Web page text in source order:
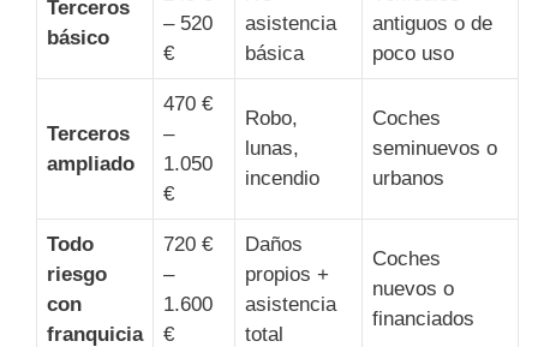
Terceros
básico
– 520
€
asistencia
básica
antiguos o de
poco uso
Terceros
ampliado
470 €
–
1.050
€
Robo,
lunas,
incendio
Coches
seminuevos o
urbanos
Todo
riesgo
con
franquicia
720 €
–
1.600
€
Daños
propios +
asistencia
total
Coches
nuevos o
financiados